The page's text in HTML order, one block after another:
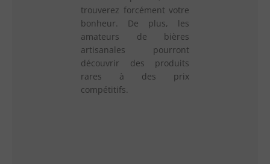
trouverez forcément votre
bonheur. De plus, les
amateurs de bières
artisanales pourront
découvrir des produits
rares à des prix
compétitifs.